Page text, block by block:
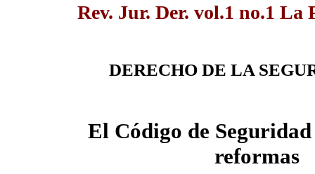
Rev. Jur. Der. vol.1 no.1 La
DERECHO DE LA
El Código de
reformas